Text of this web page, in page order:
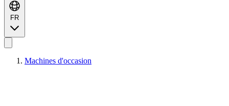
FR
Machines d'occasion